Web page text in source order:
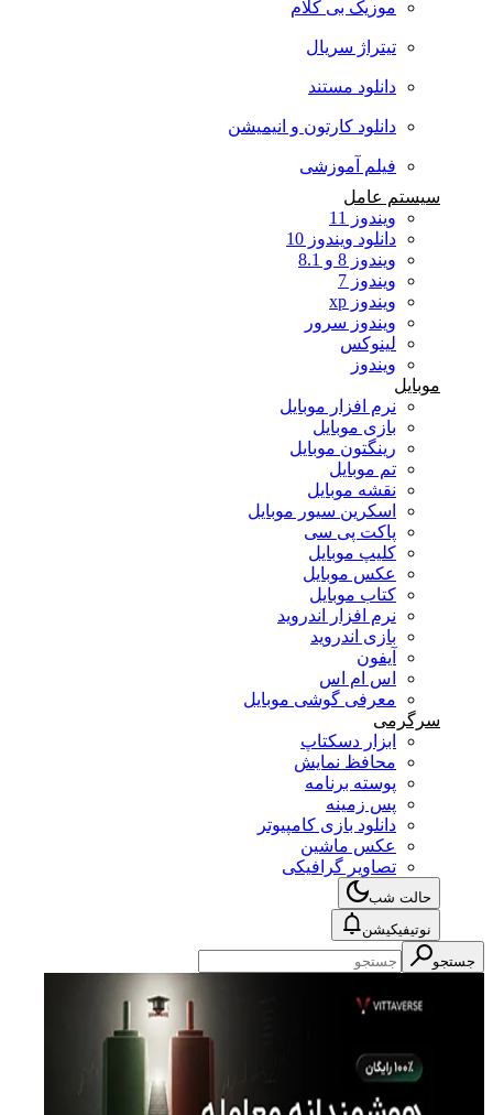
موزیک بی کلام
تیتراژ سریال
دانلود مستند
دانلود کارتون و انیمیشن
فیلم آموزشی
سیستم عامل
ویندوز 11
دانلود ویندوز 10
ویندوز 8 و 8.1
ویندوز 7
ویندوز xp
ویندوز سرور
لینوکس
ویندوز
موبایل
نرم افزار موبایل
بازی موبایل
رینگتون موبایل
تم موبایل
نقشه موبایل
اسکرین سیور موبایل
پاکت پی سی
کلیپ موبایل
عکس موبایل
کتاب موبایل
نرم افزار اندروید
بازی اندروید
آیفون
اس ام اس
معرفی گوشی موبایل
سرگرمی
ابزار دسکتاپ
محافظ نمایش
پوسته برنامه
پس زمینه
دانلود بازی کامپیوتر
عکس ماشین
تصاویر گرافیکی
حالت شب
نوتیفیکیشن
جستجو